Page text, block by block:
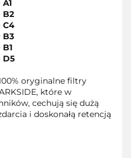
B2
C4
B3
B1
D5
oryginalne filtry
które w
cechują się dużą
i doskonałą retencją